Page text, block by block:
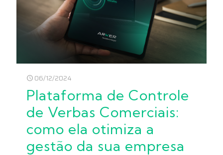
06/12/2024
Plataforma de Controle
de Verbas Comerciais:
como ela otimiza a
gestão da sua empresa